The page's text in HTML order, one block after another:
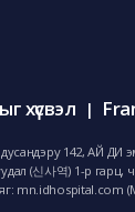
хүсвэл |
дусандэру 142, АЙ ДИ
(신사역) 1-р гарц,
mn.idhospital.com